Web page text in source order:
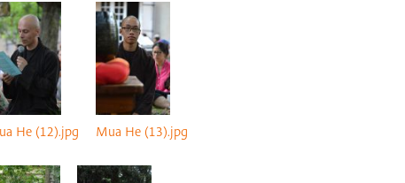
He (12).jpg Mua He (13).jpg